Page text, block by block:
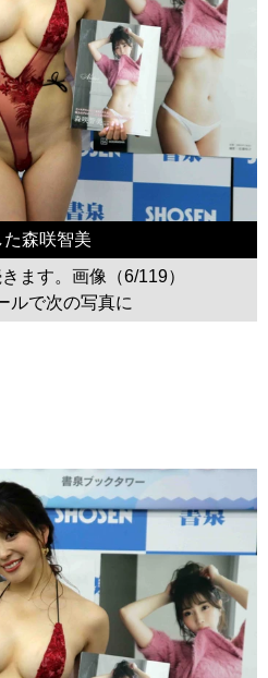
森咲智美
ます。画像（6/119）
ルで次の写真に